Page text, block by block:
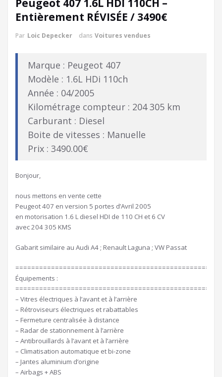
Peugeot 407 1.6L HDI 110CH –
Entièrement RÉVISÉE / 3490€
Par Loic Depecker dans Voitures vendues
Marque : Peugeot 407
Modèle : 1.6L HDi 110ch
Année : 04/2005
Kilométrage compteur : 204 305 km
Carburant : Diesel
Boite de vitesses : Manuelle
Prix : 3490.00€
Bonjour,
nous mettons en vente cette
Peugeot 407 en version 5 portes d’Avril 2005
en motorisation 1.6 L diesel HDI de 110 CH et 6 CV
avec 204 305 KMS
Gabarit similaire au Audi A4 ; Renault Laguna ; VW Passat
Équipements :
– Vitres électriques à l’avant et à l’arrière
– Rétroviseurs électriques et rabattables
– Fermeture centralisée à distance
– Radar de stationnement à l’arrière
– Antibrouillards à l’avant et à l’arrière
– Climatisation automatique et bi-zone
– Jantes aluminium d’origine
– Airbags + ABS